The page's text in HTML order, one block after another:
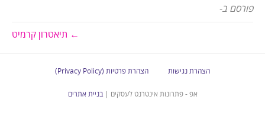
פורסם ב-
← תיאטרון קרמיט
הצהרת נגישות הצהרת פרטיות (Privacy Policy)
אפ - פתרונות אינטרנט לעסקים |בניית אתרים